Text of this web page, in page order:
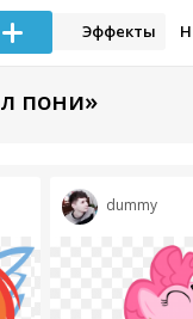
Эффекты
пони»
dummy